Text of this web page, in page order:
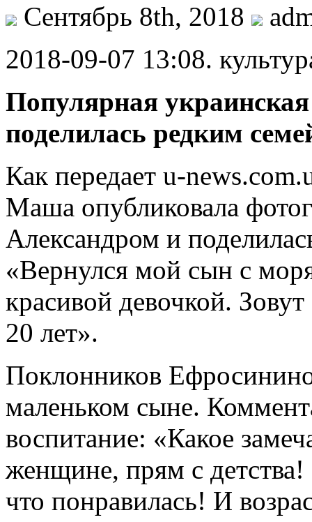
Сентябрь 8th, 2018
2018-09-07 13:08.
Популярная
поделилась редким
Как передает u-
Маша опубликовала
Александром и
«Вернулся мой сын с
красивой девочкой.
20 лет».
Поклонников
маленьком сыне.
воспитание: «Какое
женщине, прям с
что понравилась! И